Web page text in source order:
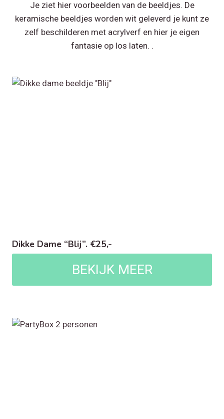
Je ziet hier voorbeelden van de beeldjes. De
keramische beeldjes worden wit geleverd je kunt ze
zelf beschilderen met acrylverf en hier je eigen
fantasie op los laten. .
Dikke Dame “Blij”. €25,-
BEKIJK MEER